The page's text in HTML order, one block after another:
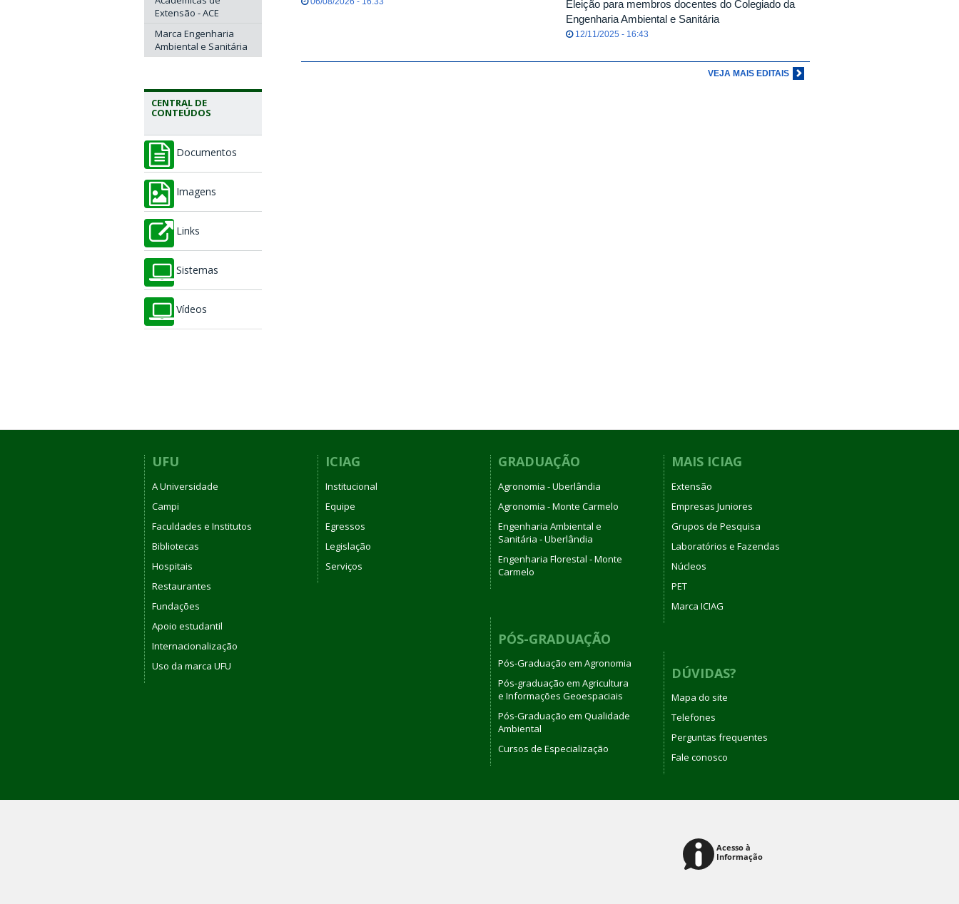
Extensão - ACE
Marca Engenharia
Ambiental e Sanitária
CENTRAL DE
CONTEÚDOS
Documentos
Imagens
Links
Sistemas
Vídeos
Eleição para membros docentes do Colegiado da
Engenharia Ambiental e Sanitária
12/11/2025 - 16:43
VEJA MAIS EDITAIS
UFU
A Universidade
Campi
Faculdades e Institutos
Bibliotecas
Hospitais
Restaurantes
Fundações
Apoio estudantil
Internacionalização
Uso da marca UFU
ICIAG
Institucional
Equipe
Egressos
Legislação
Serviços
GRADUAÇÃO
Agronomia - Uberlândia
Agronomia - Monte Carmelo
Engenharia Ambiental e
Sanitária - Uberlândia
Engenharia Florestal - Monte
Carmelo
PÓS-GRADUAÇÃO
Pós-Graduação em Agronomia
Pós-graduação em Agricultura
e Informações Geoespaciais
Pós-Graduação em Qualidade
Ambiental
Cursos de Especialização
MAIS ICIAG
Extensão
Empresas Juniores
Grupos de Pesquisa
Laboratórios e Fazendas
Núcleos
PET
Marca ICIAG
DÚVIDAS?
Mapa do site
Telefones
Perguntas frequentes
Fale conosco